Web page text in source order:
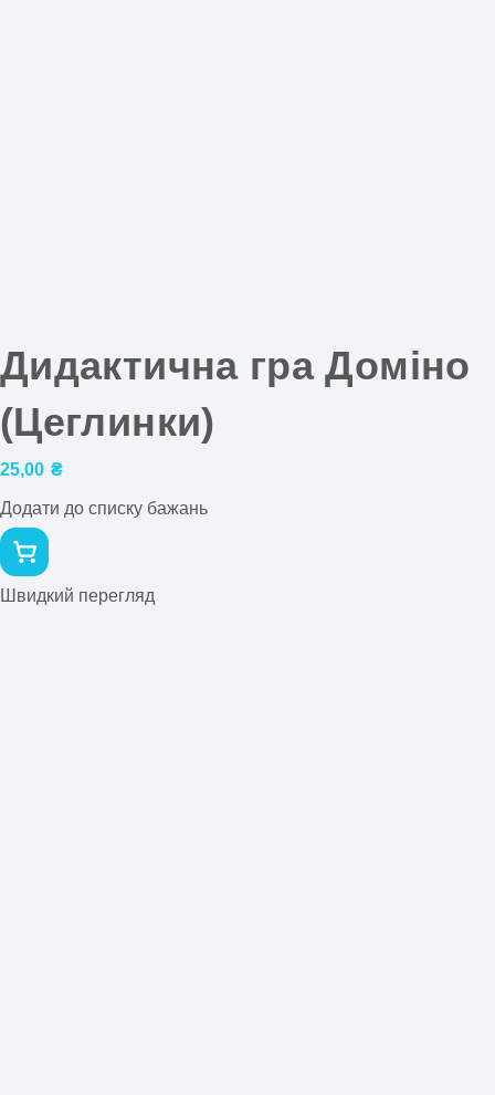
Дидактична гра Доміно
(Цеглинки)
25,00 ₴
Додати до списку бажань
Швидкий перегляд